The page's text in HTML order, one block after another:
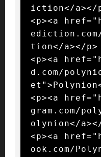
iction</a></
<p><a
tion</a></p>
<p><a
d.com/
<p><a
gram.com/
olynion</
<p><a
ook.com/